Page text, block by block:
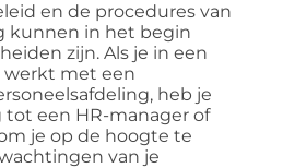
en de procedures van
kunnen in het begin
zijn. Als je in een
werkt met een
heb je
een HR-manager of
je op de hoogte te
van je